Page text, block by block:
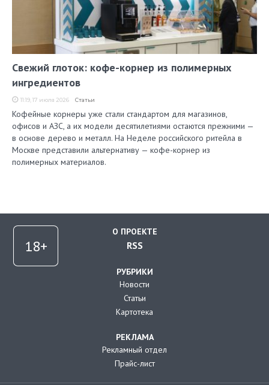
Свежий глоток: кофе-корнер из полимерных
ингредиентов
11:19, 17 июля 2026 Статьи
Кофейные корнеры уже стали стандартом для магазинов,
офисов и АЗС, а их модели десятилетиями остаются прежними —
в основе дерево и металл. На Неделе российского ритейла в
Москве представили альтернативу — кофе-корнер из
полимерных материалов.
О ПРОЕКТЕ
RSS
РУБРИКИ
Новости
Статьи
Картотека
РЕКЛАМА
Рекламный отдел
Прайс-лист